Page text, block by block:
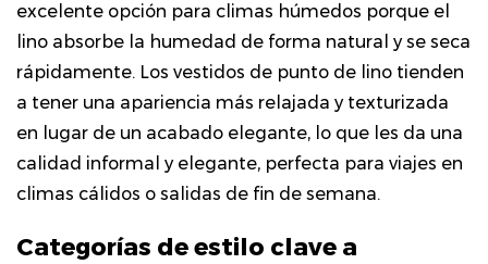
e
impresión
para
climas
cálidos
7
Qué
en
excelente opción para climas húmedos porque el
lino absorbe la humedad de forma natural y se seca
rápidamente. Los vestidos de punto de lino tienden
a tener una apariencia más relajada y texturizada
en lugar de un acabado elegante, lo que les da una
calidad informal y elegante, perfecta para viajes en
climas cálidos o salidas de fin de semana.
Categorías de estilo clave a